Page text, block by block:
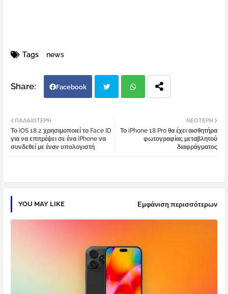
Tags news
Facebook
tter atsa
ΝΕΌΤΕΡΗ
Το iPhone 18 Pro θα έχει αισθητήρα
φωτογραφίας μεταβλητού
διαφράγματος
ΠΑΛΑΙΌΤΕΡΗ
Το iOS 18.2 χρησιμοποιεί το Face ID
για να επιτρέψει σε ένα iPhone να
συνδεθεί με έναν υπολογιστή
YOU MAY LIKE Εμφάνιση περισσότερων